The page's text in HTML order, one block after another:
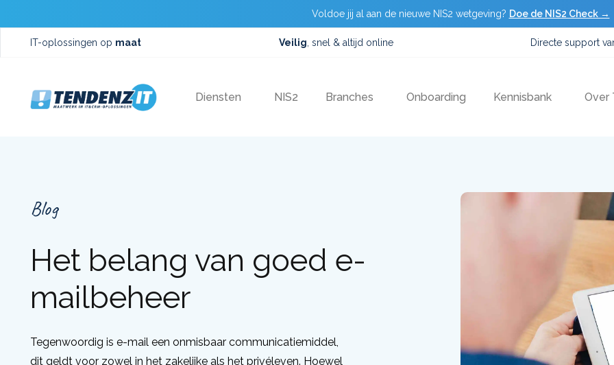
Voldoe jij al aan de nieuwe NIS2 wetgeving? Doe de NIS2 Check →
IT-oplossingen op maat Veilig , snel & altijd online Directe support
Diensten NIS2 Branches Onboarding Kennisbank Over
Blog
Het belang van goed e-
mailbeheer
Tegenwoordig is e-mail een onmisbaar communicatiemiddel,
dit geldt voor zowel in het zakelijke als het privéleven. Hoewel